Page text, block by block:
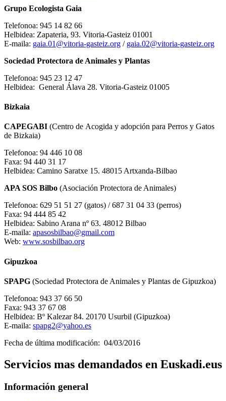
Grupo Ecologista Gaia
Telefonoa: 945 14 82 66
Helbidea: Zapateria, 93. Vitoria-Gasteiz 01001
E-maila: gaia.01@vitoria-gasteiz.org / gaia.02@vitoria-gasteiz.org
Sociedad Protectora de Animales y Plantas
Telefonoa: 945 23 12 47
Helbidea: General Álava 28. Vitoria-Gasteiz 01005
Bizkaia
CAPEGABI (Centro de Acogida y adopción para Perros y Gatos
de Bizkaia)
Telefonoa: 94 446 10 08
Faxa: 94 440 31 17
Helbidea: Camino Saratxe 15. 48015 Artxanda-Bilbao
APA SOS Bilbo (Asociación Protectora de Animales)
Telefonoa: 629 51 51 27 (gatos) / 687 31 04 33 (perros)
Faxa: 94 444 85 42
Helbidea: Sabino Arana nº 63. 48012 Bilbao
E-maila: apasosbilbao@gmail.com
Web: www.sosbilbao.org
Gipuzkoa
SPAPG (Sociedad Protectora de Animales y Plantas de Gipuzkoa)
Telefonoa: 943 37 66 50
Faxa: 943 37 67 08
Helbidea: Bº Kalezar 84. 20170 Usurbil (Gipuzkoa)
E-maila: spapg2@yahoo.es
Fecha de última modificación: 04/03/2016
Servicios mas demandados en Euskadi.eus
Información general